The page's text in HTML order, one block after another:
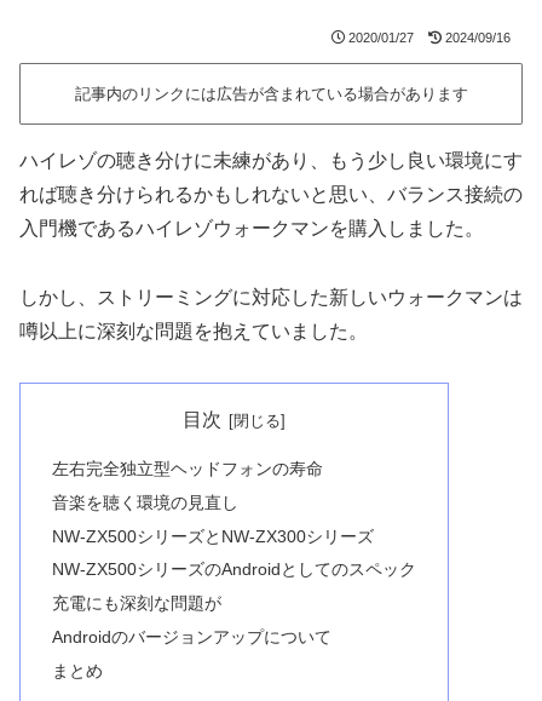
2020/01/27 2024/09/16
記事内のリンクには広告が含まれている場合があります
ハイレゾの聴き分けに未練があり、もう少し良い環境にす
れば聴き分けられるかもしれないと思い、バランス接続の
入門機であるハイレゾウォークマンを購入しました。
しかし、ストリーミングに対応した新しいウォークマンは
噂以上に深刻な問題を抱えていました。
目次
左右完全独立型ヘッドフォンの寿命
音楽を聴く環境の見直し
NW-ZX500シリーズとNW-ZX300シリーズ
NW-ZX500シリーズのAndroidとしてのスペック
充電にも深刻な問題が
Androidのバージョンアップについて
まとめ